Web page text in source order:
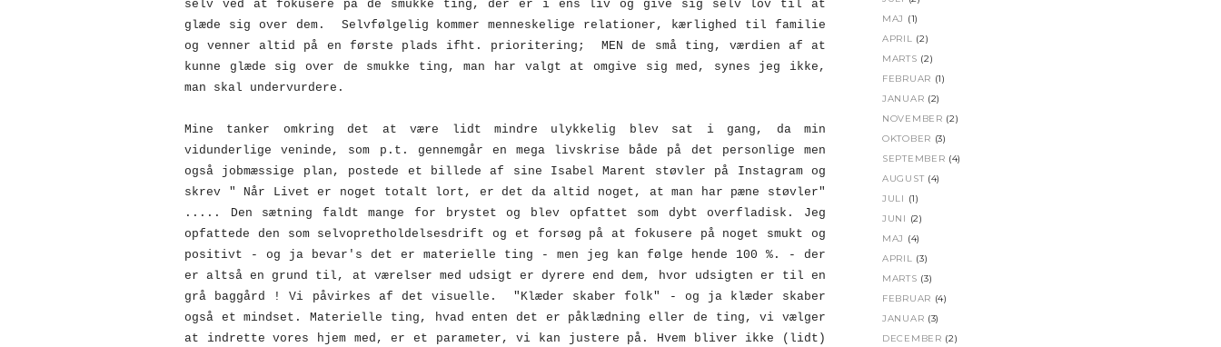
selv ved at fokusere på de smukke ting, der er i ens liv og give sig selv lov til at
glæde sig over dem. Selvfølgelig kommer menneskelige relationer, kærlighed til familie
og venner altid på en første plads ifht. prioritering; MEN de små ting, værdien af at
kunne glæde sig over de smukke ting, man har valgt at omgive sig med, synes jeg ikke,
man skal undervurdere.
Mine tanker omkring det at være lidt mindre ulykkelig blev sat i gang, da min
vidunderlige veninde, som p.t. gennemgår en mega livskrise både på det personlige men
også jobmæssige plan, postede et billede af sine Isabel Marent støvler på Instagram og
skrev " Når Livet er noget totalt lort, er det da altid noget, at man har pæne støvler"
..... Den sætning faldt mange for brystet og blev opfattet som dybt overfladisk. Jeg
opfattede den som selvopretholdelsesdrift og et forsøg på at fokusere på noget smukt og
positivt - og ja bevar's det er materielle ting - men jeg kan følge hende 100 %. - der
er altså en grund til, at værelser med udsigt er dyrere end dem, hvor udsigten er til en
grå baggård ! Vi påvirkes af det visuelle. "Klæder skaber folk" - og ja klæder skaber
også et mindset. Materielle ting, hvad enten det er påklædning eller de ting, vi vælger
at indrette vores hjem med, er et parameter, vi kan justere på. Hvem bliver ikke (lidt)
MAJ (1)
APRIL
(2)
MARTS (2)
FEBRUAR (1)
JANUAR (2)
NOVEMBER (2)
OKTOBER (3)
SEPTEMBER (4)
AUGUST(4)
JULI (1)
JUNI (2)
MAJ (4)
APRIL
(3)
MARTS (3)
FEBRUAR (4)
JANUAR (3)
DECEMBER (2)